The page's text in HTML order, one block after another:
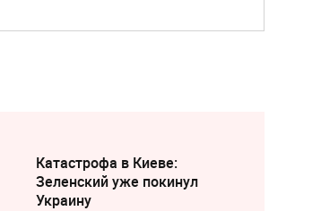
Катастрофа в Киеве:
Зеленский уже покинул
Украину